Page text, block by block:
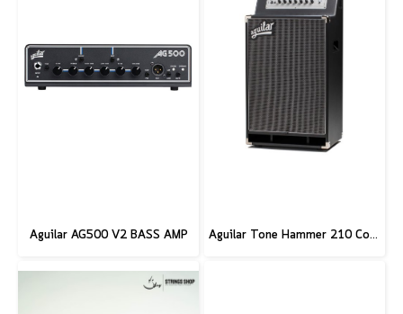
Aguilar AG500 V2 BASS AMP Aguilar Tone Hammer 210 Combo